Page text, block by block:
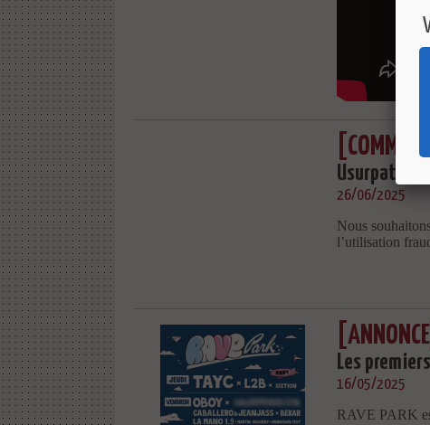
Usurpation
26/06/2025
Nous
l’utilisation
Les
16/05/2025
RAVE PARK